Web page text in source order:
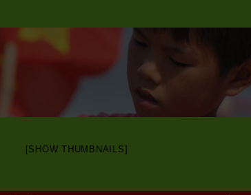
[SHOW THUMBNAILS]